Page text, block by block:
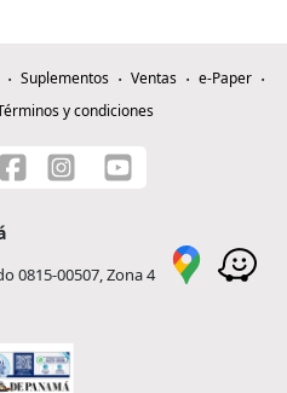
Suplementos Ventas
e-Paper
y condiciones
0815-00507, Zona 4